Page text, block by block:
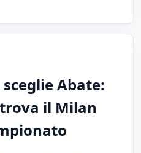
Abate:
il Milan